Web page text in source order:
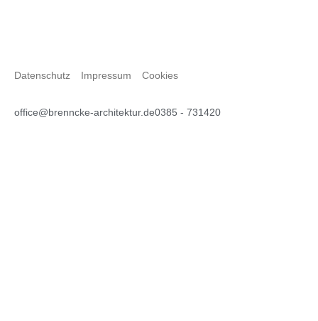
Datenschutz Impressum Cookies
office@brenncke-architektur.de0385 - 731420